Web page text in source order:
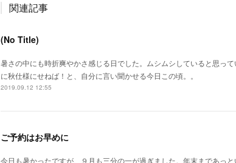
関連記事
(No Title)
暑さの中にも時折爽やかさ感じる日でした。ムシムシしていると思っ
に秋仕様にせねば！と、自分に言い聞かせる今日この頃。。
2019.09.12 12:55
ご予約はお早めに
今日も暑かったですが、９月も三分の一が過ぎました。年末まであっ